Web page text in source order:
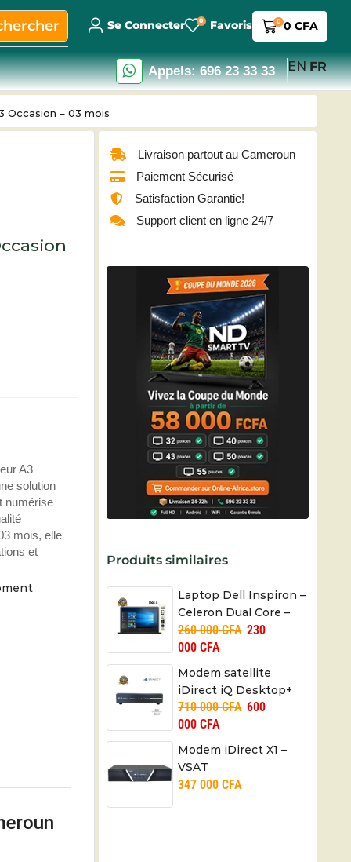
Se Connecter 0 Favoris 0 0 CFA
Appels: 696 23 33 33 EN FR
Occasion – 03 mois
A3
solution
numérise
mois, elle
et
Livraison partout au Cameroun
Paiement Sécurisé
Satisfaction Garantie!
Support client en ligne 24/7
Produits similaires
Laptop Dell Inspiron –
Celeron Dual Core –
512/8Go – 06 mois
260 000CFA 230
000CFA
Modem satellite
iDirect iQ Desktop+
(Gen 2) – 90W – 06
mois
710 000CFA 600
000CFA
Modem iDirect X1 –
VSAT
347 000CFA